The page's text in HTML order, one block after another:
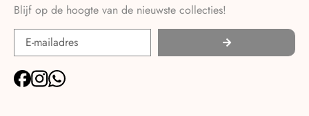
Blijf op de hoogte van de nieuwste collecties!